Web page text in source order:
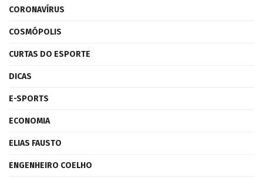
CORONAVÍRUS
COSMÓPOLIS
CURTAS DO ESPORTE
DICAS
E-SPORTS
ECONOMIA
ELIAS FAUSTO
ENGENHEIRO COELHO